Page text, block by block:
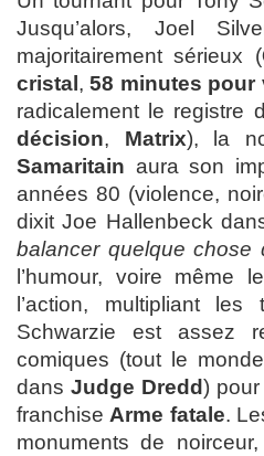
Jusqu’alors, Joel
majoritairement sérieux (
cristal ,58 minutes pour
radicalement le registre
décision, Matrix), la
Samaritain aura son
années 80 (violence,
dixit Joe Hallenbeck
balancer quelque chose
l’humour, voire même
l’action, multipliant
Schwarzie est assez
comiques (tout le
dans Judge Dredd)
franchiseArme fatale.
monuments de